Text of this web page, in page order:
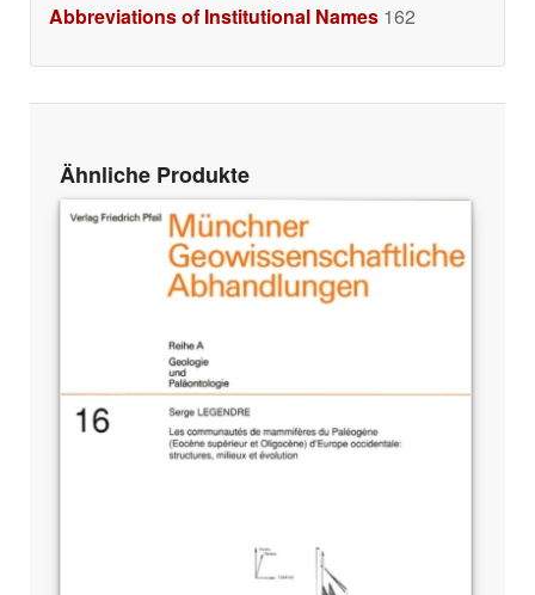
Abbreviations of Institutional Names 162
Ähnliche Produkte